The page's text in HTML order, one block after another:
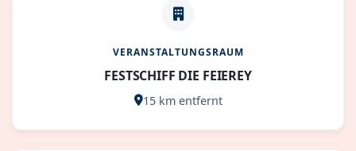
VERANSTALTUNGSRAUM
FESTSCHIFF DIE FEIEREY
15 km entfernt